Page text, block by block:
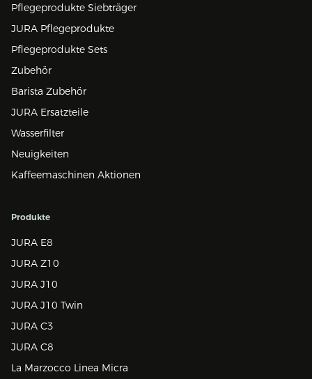
Pflegeprodukte Siebträger
JURA Pflegeprodukte
Pflegeprodukte Sets
Zubehör
Barista Zubehör
JURA Ersatzteile
Wasserfilter
Neuigkeiten
Kaffeemaschinen Aktionen
Produkte
JURA E8
JURA Z10
JURA J10
JURA J10 Twin
JURA C3
JURA C8
La Marzocco Linea Micra